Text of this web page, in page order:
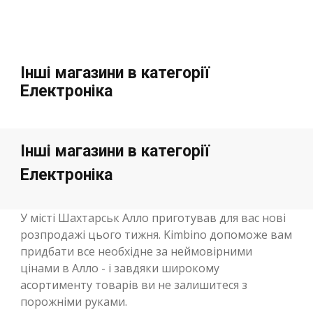
Інші магазини в категорії
Електроніка
Інші магазини в категорії
Електроніка
У місті Шахтарськ Алло приготував для вас нові
розпродажі цього тижня. Kimbino допоможе вам
придбати все необхідне за неймовірними
цінами в Алло - і завдяки широкому
асортименту товарів ви не залишитеся з
порожніми руками.